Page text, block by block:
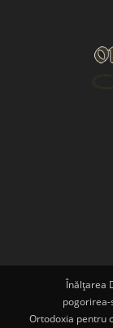
Înălțarea
Ortodoxia pentru